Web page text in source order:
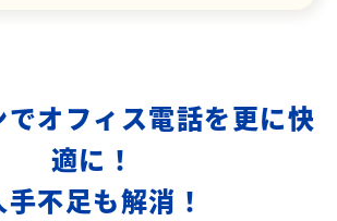
オフィス電話を更に快
適に！
手不足も解消！